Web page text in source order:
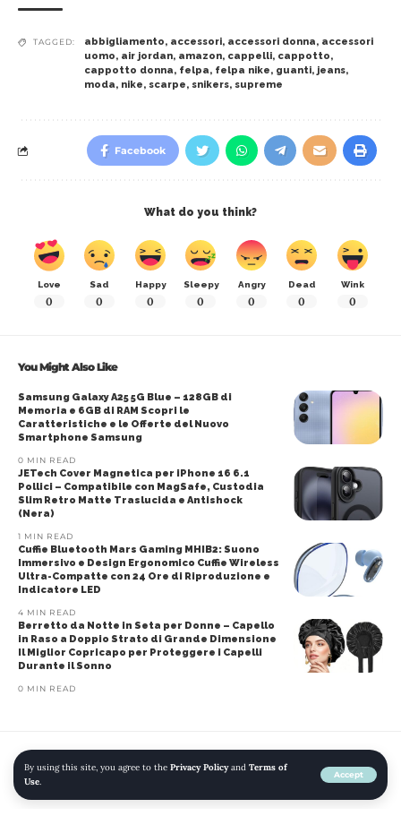
By using this site, you agree to the Privacy Policyand Terms of
Use.
Accept
TAGGED: abbigliamento, accessori, accessori donna, accessori
uomo, air jordan, amazon, cappelli, cappotto,
cappotto donna, felpa, felpa nike, guanti, jeans,
moda, nike, scarpe, snikers, supreme
Facebook
What do you think?
Love
0
Sad
0
Happy
0
Sleepy
0
Angry
0
Dead
0
Wink
0
You Might Also Like
Samsung Galaxy A25 5G Blue – 128GB di
Memoria e 6GB di RAM Scopri le
Caratteristiche e le Offerte del Nuovo
Smartphone Samsung
0 MIN READ
JETech Cover Magnetica per iPhone 16 6.1
Pollici – Compatibile con MagSafe, Custodia
Slim Retro Matte Traslucida e Antishock
(Nera)
1 MIN READ
Cuffie Bluetooth Mars Gaming MHIB2: Suono
Immersivo e Design Ergonomico Cuffie Wireless
Ultra-Compatte con 24 Ore di Riproduzione e
Indicatore LED
4 MIN READ
Berretto da Notte in Seta per Donne – Capello
in Raso a Doppio Strato di Grande Dimensione
Il Miglior Copricapo per Proteggere i Capelli
Durante il Sonno
0 MIN READ
Home» Blog »Piastra di Cottura a Gas a 2 Fuochi: Piano Cottura Incasso
Sicuro in Acciaio Inossidabile per Gas Naturale e Propano